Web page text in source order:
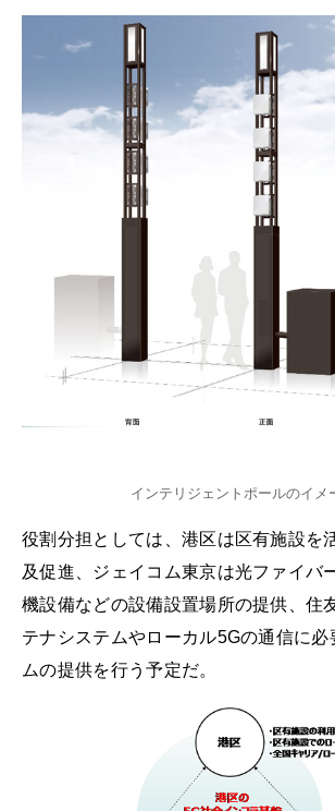
インテリジェントポールのイメ
役割分担としては、港区は区有施設を
及促進、ジェイコム東京は光ファイバ
機設備などの設備設置場所の提供、住
テナシステムやローカル5Gの通信に必
ムの提供を行う予定だ。